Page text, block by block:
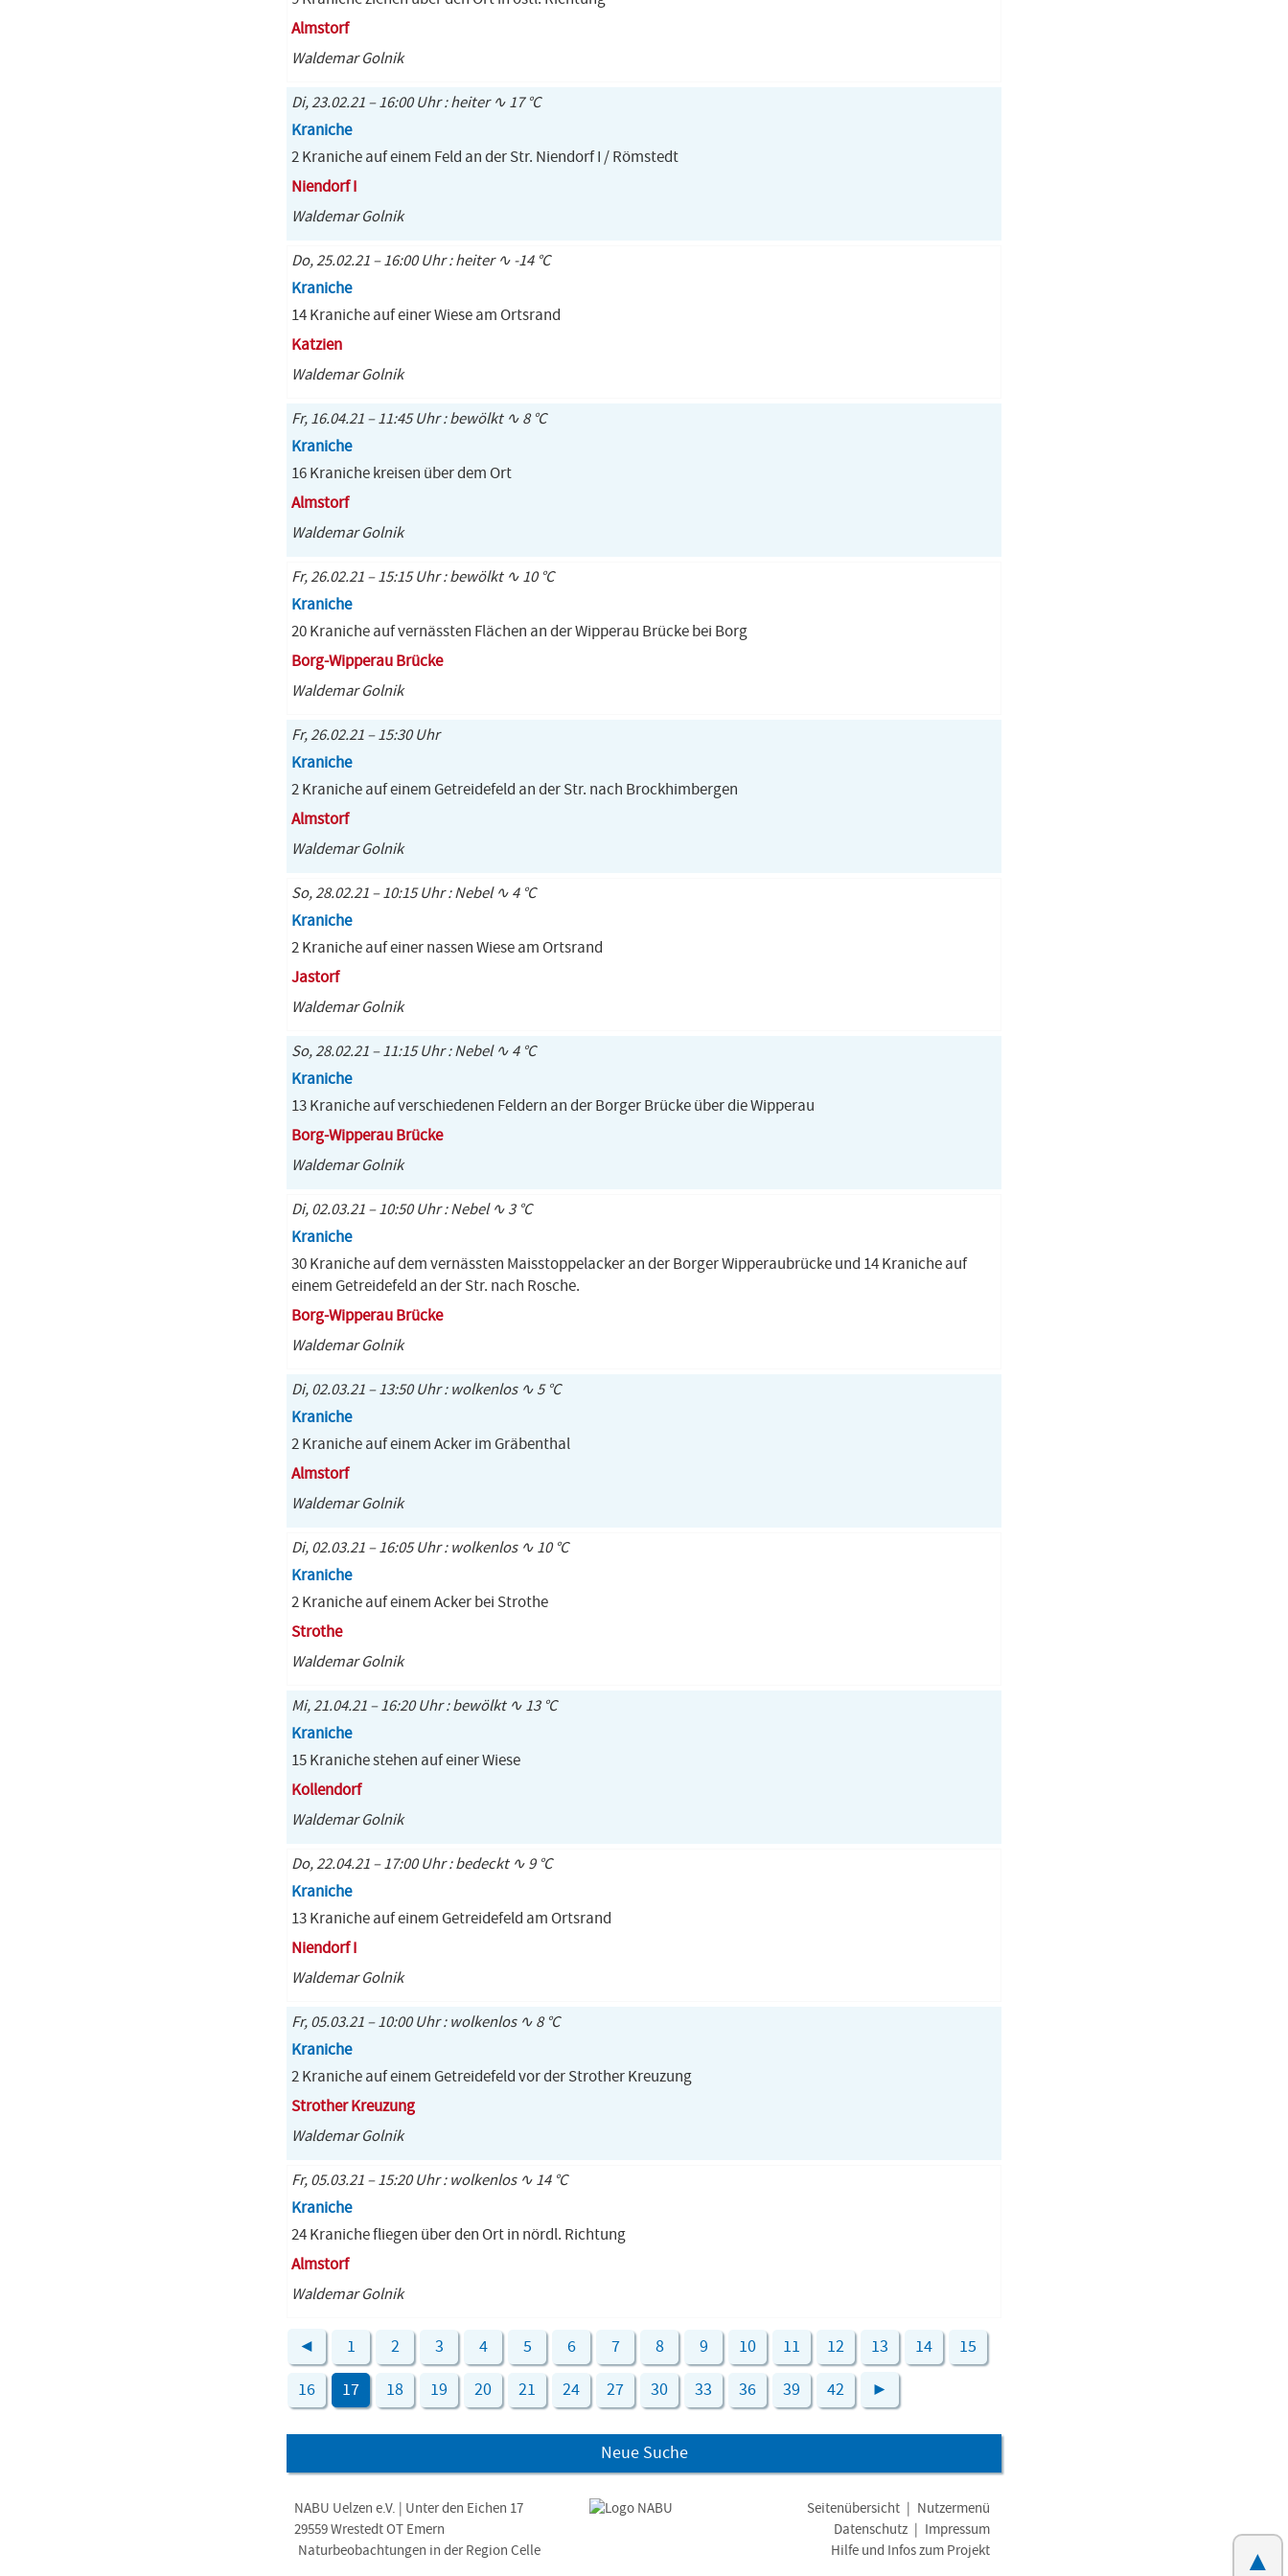
Almstorf
Waldemar Golnik
Di, 23.02.21 – 16:00 Uhr : heiter ∿ 17 °C
Kraniche
2 Kraniche auf einem Feld an der Str. Niendorf I / Römstedt
Niendorf I
Waldemar Golnik
Do, 25.02.21 – 16:00 Uhr : heiter ∿ -14 °C
Kraniche
14 Kraniche auf einer Wiese am Ortsrand
Katzien
Waldemar Golnik
Fr, 16.04.21 – 11:45 Uhr : bewölkt ∿ 8 °C
Kraniche
16 Kraniche kreisen über dem Ort
Almstorf
Waldemar Golnik
Fr, 26.02.21 – 15:15 Uhr : bewölkt ∿ 10 °C
Kraniche
20 Kraniche auf vernässten Flächen an der Wipperau Brücke bei Borg
Borg-Wipperau Brücke
Waldemar Golnik
Fr, 26.02.21 – 15:30 Uhr
Kraniche
2 Kraniche auf einem Getreidefeld an der Str. nach Brockhimbergen
Almstorf
Waldemar Golnik
So, 28.02.21 – 10:15 Uhr : Nebel ∿ 4 °C
Kraniche
2 Kraniche auf einer nassen Wiese am Ortsrand
Jastorf
Waldemar Golnik
So, 28.02.21 – 11:15 Uhr : Nebel ∿ 4 °C
Kraniche
13 Kraniche auf verschiedenen Feldern an der Borger Brücke über die Wipperau
Borg-Wipperau Brücke
Waldemar Golnik
Di, 02.03.21 – 10:50 Uhr : Nebel ∿ 3 °C
Kraniche
30 Kraniche auf dem vernässten Maisstoppelacker an der Borger Wipperaubrücke und 14 Kraniche auf
einem Getreidefeld an der Str. nach Rosche.
Borg-Wipperau Brücke
Waldemar Golnik
Di, 02.03.21 – 13:50 Uhr : wolkenlos ∿ 5 °C
Kraniche
2 Kraniche auf einem Acker im Gräbenthal
Almstorf
Waldemar Golnik
Di, 02.03.21 – 16:05 Uhr : wolkenlos ∿ 10 °C
Kraniche
2 Kraniche auf einem Acker bei Strothe
Strothe
Waldemar Golnik
Mi, 21.04.21 – 16:20 Uhr : bewölkt ∿ 13 °C
Kraniche
15 Kraniche stehen auf einer Wiese
Kollendorf
Waldemar Golnik
Do, 22.04.21 – 17:00 Uhr : bedeckt ∿ 9 °C
Kraniche
13 Kraniche auf einem Getreidefeld am Ortsrand
Niendorf I
Waldemar Golnik
Fr, 05.03.21 – 10:00 Uhr : wolkenlos ∿ 8 °C
Kraniche
2 Kraniche auf einem Getreidefeld vor der Strother Kreuzung
Strother Kreuzung
Waldemar Golnik
Fr, 05.03.21 – 15:20 Uhr : wolkenlos ∿ 14 °C
Kraniche
24 Kraniche fliegen über den Ort in nördl. Richtung
Almstorf
Waldemar Golnik
◄ 1 2 3 4 5 6 7 8 9 10 11 12 13 14 15
16 17 18 19 20 21 24 27 30 33 36 39 42 ►
Neue Suche
NABU Uelzen e.V. | Unter den Eichen 17
29559 Wrestedt OT Emern
Naturbeobachtungen in der Region Celle
Seitenübersicht
Nutzermenü
Datenschutz
Impressum
Hilfe und Infos zum Projekt
▲